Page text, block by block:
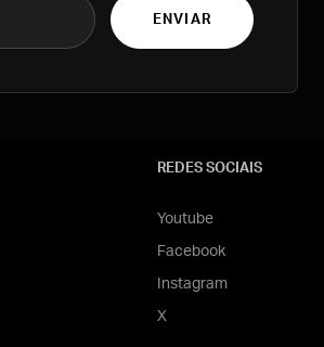
ENVIAR
REDES SOCIAIS
Youtube
Facebook
Instagram
X